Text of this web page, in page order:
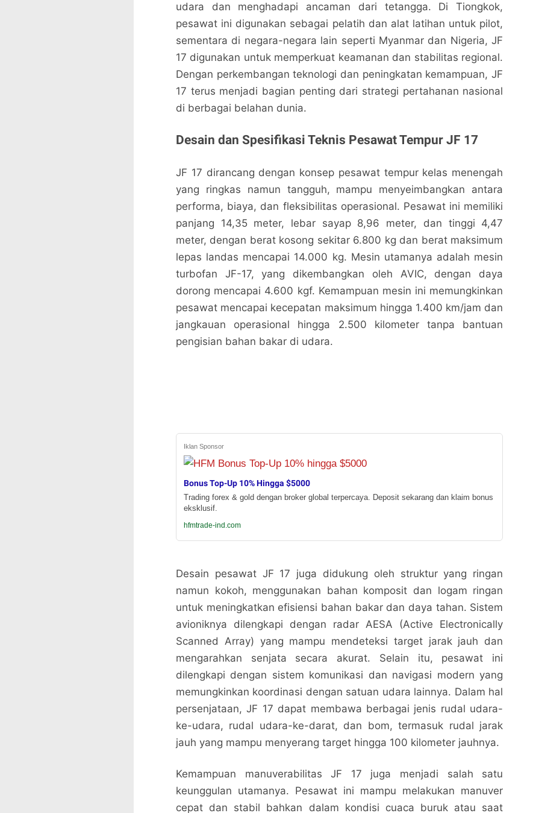
udara dan menghadapi ancaman dari tetangga. Di Tiongkok,
pesawat ini digunakan sebagai pelatih dan alat latihan untuk pilot,
sementara di negara-negara lain seperti Myanmar dan Nigeria, JF
17 digunakan untuk memperkuat keamanan dan stabilitas regional.
Dengan perkembangan teknologi dan peningkatan kemampuan, JF
17 terus menjadi bagian penting dari strategi pertahanan nasional
di berbagai belahan dunia.
Desain dan Spesifikasi Teknis Pesawat Tempur JF 17
JF 17 dirancang dengan konsep pesawat tempur kelas menengah
yang ringkas namun tangguh, mampu menyeimbangkan antara
performa, biaya, dan fleksibilitas operasional. Pesawat ini memiliki
panjang 14,35 meter, lebar sayap 8,96 meter, dan tinggi 4,47
meter, dengan berat kosong sekitar 6.800 kg dan berat maksimum
lepas landas mencapai 14.000 kg. Mesin utamanya adalah mesin
turbofan JF-17, yang dikembangkan oleh AVIC, dengan daya
dorong mencapai 4.600 kgf. Kemampuan mesin ini memungkinkan
pesawat mencapai kecepatan maksimum hingga 1.400 km/jam dan
jangkauan operasional hingga 2.500 kilometer tanpa bantuan
pengisian bahan bakar di udara.
Iklan Sponsor
Bonus Top-Up 10% Hingga $5000
Trading forex & gold dengan broker global terpercaya. Deposit sekarang dan klaim bonus
eksklusif.
hfmtrade-ind.com
Desain pesawat JF 17 juga didukung oleh struktur yang ringan
namun kokoh, menggunakan bahan komposit dan logam ringan
untuk meningkatkan efisiensi bahan bakar dan daya tahan. Sistem
avioniknya dilengkapi dengan radar AESA (Active Electronically
Scanned Array) yang mampu mendeteksi target jarak jauh dan
mengarahkan senjata secara akurat. Selain itu, pesawat ini
dilengkapi dengan sistem komunikasi dan navigasi modern yang
memungkinkan koordinasi dengan satuan udara lainnya. Dalam hal
persenjataan, JF 17 dapat membawa berbagai jenis rudal udara-
ke-udara, rudal udara-ke-darat, dan bom, termasuk rudal jarak
jauh yang mampu menyerang target hingga 100 kilometer jauhnya.
Kemampuan manuverabilitas JF 17 juga menjadi salah satu
keunggulan utamanya. Pesawat ini mampu melakukan manuver
cepat dan stabil bahkan dalam kondisi cuaca buruk atau saat